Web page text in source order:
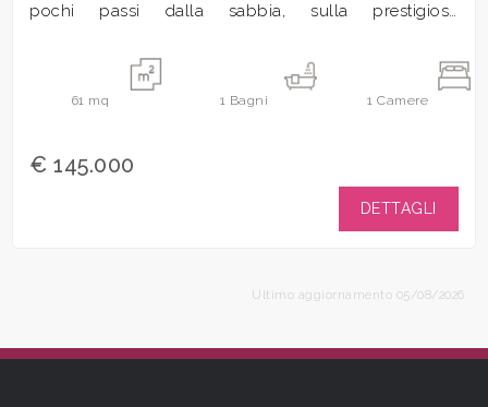
pochi passi dalla sabbia, sulla prestigiosa
61 mq 1 Bagni 1 Camere
€ 145.000
DETTAGLI
Ultimo aggiornamento 05/08/2026